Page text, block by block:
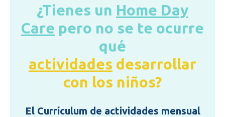
¿Tienes un Home Day
Care pero no se te ocurre
qué
actividades desarrollar
con los niños?
El Currículum de actividades mensual